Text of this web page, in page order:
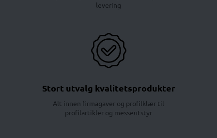
levering
Stort utvalg kvalitetsprodukter
Alt innen firmagaver og profilklær til
profilartikler og messeutstyr